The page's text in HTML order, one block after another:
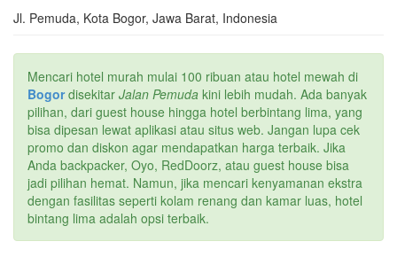
Jl. Pemuda, Kota Bogor, Jawa Barat, Indonesia
Mencari hotel murah mulai 100 ribuan atau hotel mewah di
Bogordisekitar Jalan Pemuda kini lebih mudah. Ada banyak
pilihan, dari guest house hingga hotel berbintang lima, yang
bisa dipesan lewat aplikasi atau situs web. Jangan lupa cek
promo dan diskon agar mendapatkan harga terbaik. Jika
Anda backpacker, Oyo, RedDoorz, atau guest house bisa
jadi pilihan hemat. Namun, jika mencari kenyamanan ekstra
dengan fasilitas seperti kolam renang dan kamar luas, hotel
bintang lima adalah opsi terbaik.